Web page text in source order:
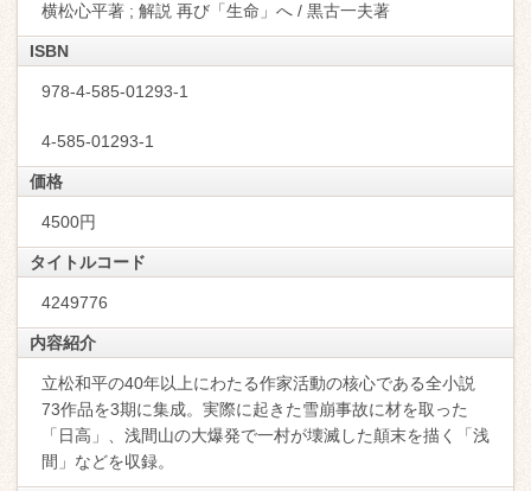
横松心平著 ; 解説 再び「生命」へ / 黒古一夫著
ISBN
978-4-585-01293-1
4-585-01293-1
価格
4500円
タイトルコード
4249776
内容紹介
立松和平の40年以上にわたる作家活動の核心である全小説
73作品を3期に集成。実際に起きた雪崩事故に材を取った
「日高」、浅間山の大爆発で一村が壊滅した顛末を描く「浅
間」などを収録。